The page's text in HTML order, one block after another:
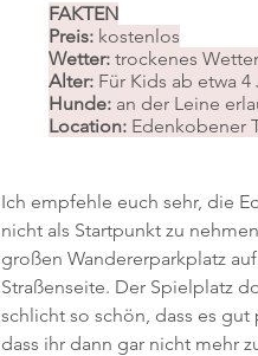
FAKTEN
Preis: kostenlos
Wetter: trockenes Wetter
Alter: Für Kids ab etwa 4
Hunde: an der Leine
Location: Edenkobener
Ich empfehle euch sehr, die
nicht als Startpunkt zu
großen Wandererparkplatz
Straßenseite. Der Spielplatz
schlicht so schön, dass es gut
dass ihr dann gar nicht mehr